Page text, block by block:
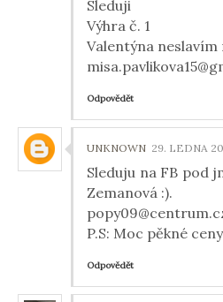
Sleduji
Výhra č. 1
Valentýna neslavím
Odpovědět
UNKNOWN 29. LEDNA
Sleduju na FB pod
Zemanová :).
P.S: Moc pěkné
Odpovědět